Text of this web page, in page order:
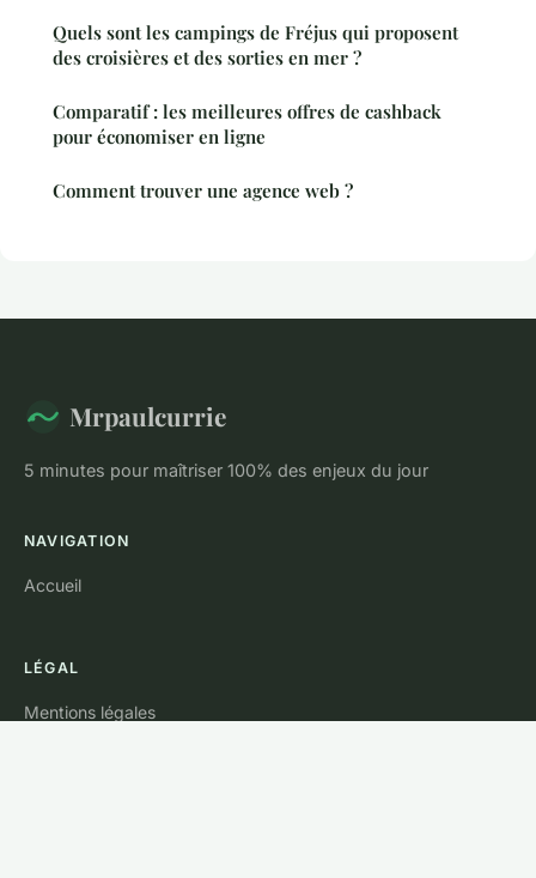
Quels sont les campings de Fréjus qui proposent
des croisières et des sorties en mer ?
Comparatif : les meilleures offres de cashback
pour économiser en ligne
Comment trouver une agence web ?
Mrpaulcurrie
5 minutes pour maîtriser 100% des enjeux du jour
NAVIGATION
Accueil
LÉGAL
Mentions légales